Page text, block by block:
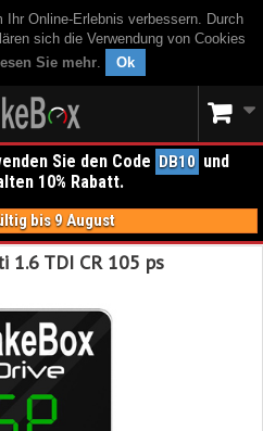
Online-Erlebnis verbessern. Durch
sich die Verwendung von Cookies
Sie mehr. Ok
Sie den Code DB10 und
10% Rabatt.
bis 9 August
1.6 TDI CR 105 ps